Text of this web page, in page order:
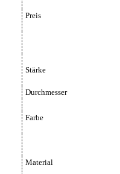
Preis
Stärke
Durchmesser
Farbe
Material